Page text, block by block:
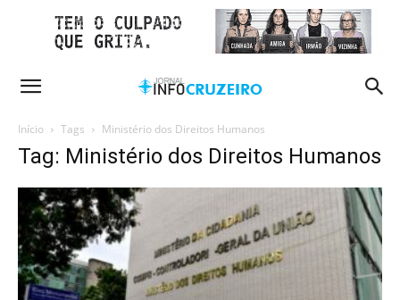
Início Tags Ministério dos Direitos Humanos
Tag: Ministério dos Direitos Humanos